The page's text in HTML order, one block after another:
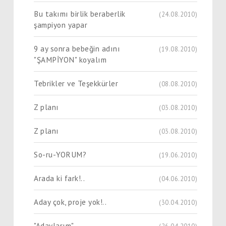
Bu takımı birlik beraberlik
şampiyon yapar
(24.08.2010)
9 ay sonra bebeğin adını
"ŞAMPİYON" koyalım
(19.08.2010)
Tebrikler ve Teşekkürler (08.08.2010)
Z planı (03.08.2010)
Z planı (03.08.2010)
So-ru-YORUM? (19.06.2010)
Arada ki fark!.. (04.06.2010)
Aday çok, proje yok!.. (30.04.2010)